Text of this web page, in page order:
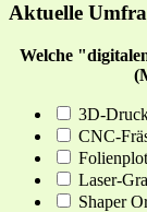
Aktuelle
Welche
3D-
CNC-
Laser-
Shaper